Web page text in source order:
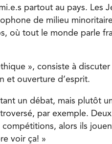
partout au pays. Les
de milieu
où tout le monde parle
», consiste à discuter
et ouverture d’esprit.
un débat, mais plutôt
par exemple.
alors ils
voir ça! »